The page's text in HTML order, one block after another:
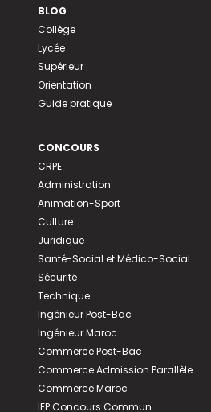
BLOG
Collège
Lycée
Supérieur
Orientation
Guide pratique
CONCOURS
CRPE
Administration
Animation-Sport
Culture
Juridique
Santé-Social et Médico-Social
Sécurité
Technique
Ingénieur Post-Bac
Ingénieur Maroc
Commerce Post-Bac
Commerce Admission Parallèle
Commerce Maroc
IEP Concours Commun